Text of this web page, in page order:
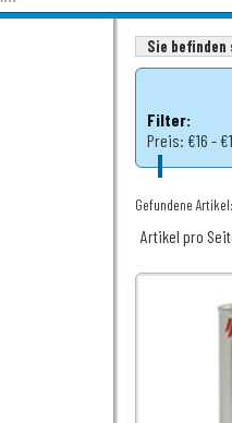
Sie
Filter:
Preis: €16 -
Gefundene
Artikel pro